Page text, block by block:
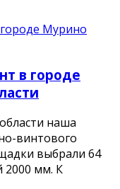
в городе
наша
винтового
выбрали 64
мм. К